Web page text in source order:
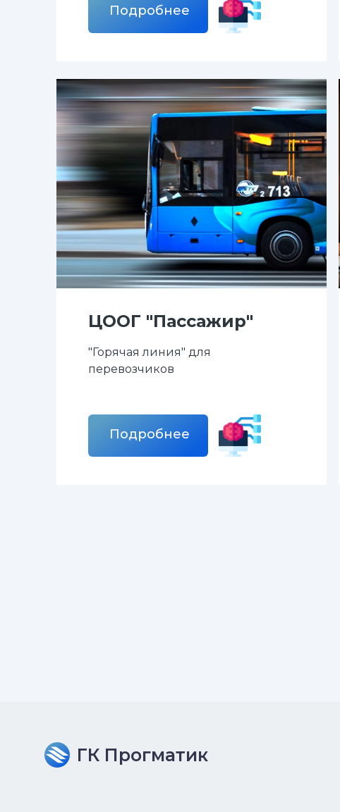
Подробнее
ЦООГ "Пассажир"
"Горячая линия" для
перевозчиков
Подробнее
ГК Прогматик